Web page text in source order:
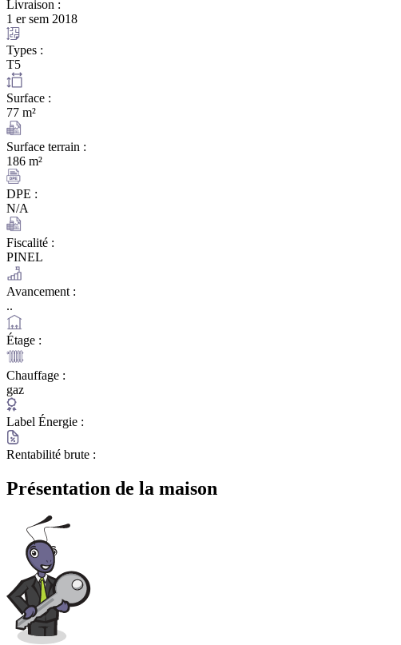
Livraison :
1 er sem 2018
Types :
T5
Surface :
77 m²
Surface terrain :
186 m²
DPE :
N/A
Fiscalité :
PINEL
Avancement :
..
Étage :
Chauffage :
gaz
Label Énergie :
Rentabilité brute :
Présentation de la maison